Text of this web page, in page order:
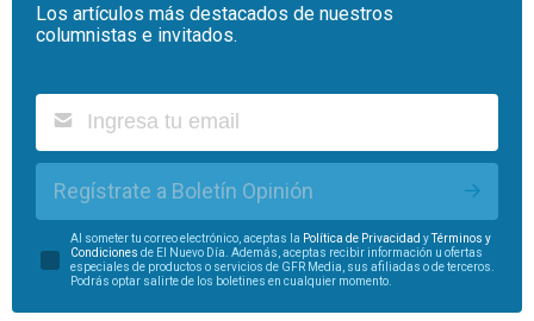
Los artículos más destacados de nuestros
columnistas e invitados.
Regístrate a Boletín Opinión
Al someter tu correo electrónico, aceptas la Política de Privacidad yTérminos y
Condiciones de El Nuevo Día. Además, aceptas recibir información u ofertas
especiales de productos o servicios de GFR Media, sus afiliadas o de terceros.
Podrás optar salirte de los boletines en cualquier momento.